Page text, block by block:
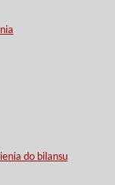
do bilansu